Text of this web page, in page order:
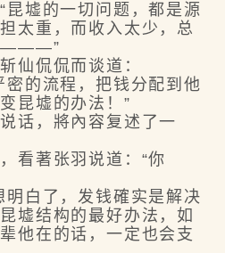
墟的一切问题，都是源
太重，而收入太少，总
侃侃而谈道：
的流程，把钱分配到他
昆墟的办法！”
，將內容复述了一
著张羽说道：“你
白了，发钱確实是解决
墟结构的最好办法，如
在的话，一定也会支